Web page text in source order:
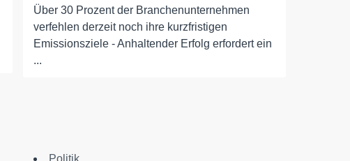
Über 30 Prozent der Branchenunternehmen
verfehlen derzeit noch ihre kurzfristigen
Emissionsziele - Anhaltender Erfolg erfordert ein
...
Politik